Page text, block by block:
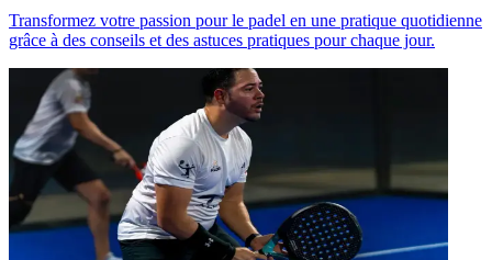
Transformez votre passion pour le padel en une pratique quotidienne
grâce à des conseils et des astuces pratiques pour chaque jour.